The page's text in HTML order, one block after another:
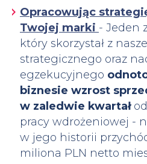
Opracowując
Twojej marki - Jeden
który skorzystał z
strategicznego oraz
egzekucyjnego
biznesie wzrost
w zaledwie kwartałod
pracy wdrożeniowej -
w jego historii
miliona PLN netto